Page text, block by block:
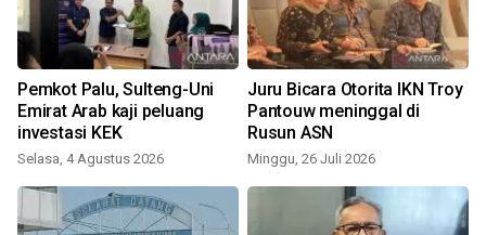
Pemkot Palu, Sulteng-Uni
Emirat Arab kaji peluang
investasi KEK
Selasa, 4 Agustus 2026
Juru Bicara Otorita IKN Troy
Pantouw meninggal di
Rusun ASN
Minggu, 26 Juli 2026